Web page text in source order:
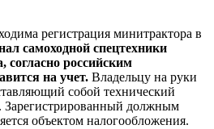
регистрация минитрактора в
самоходной спецтехники
согласно российским
на учет. Владельцу на руки
собой технический
Зарегистрированный должным
объектом налогообложения.